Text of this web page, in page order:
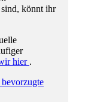
könnt ihr
hier .